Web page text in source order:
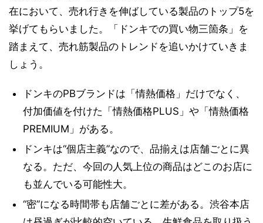
在において、売れ行きを伸ばしている製品のトップ5を
挙げてもらいました。「ドンキでの買い物三箇条」を
踏まえて、売れ筋製品のトレンドを追いかけていきま
しょう。
ドンキのPBブランドは「情熱価格」だけでなく、
付加価値を付けた「情熱価格PLUS」や「情熱価格
PREMIUM」がある。
ドンキは“個店主義”なので、品揃えは店舗ごとに異
なる。ただ、今回の人気上位の商品はどこのお店に
も並んでいる可能性大。
“密”になる時間帯も店舗ごとに差がある。渋谷本店